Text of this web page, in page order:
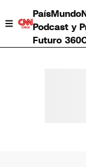
PaísMundo
Podcast y
Futuro 360